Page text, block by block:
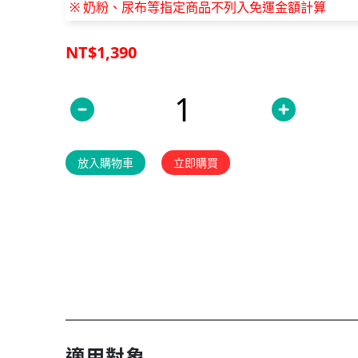
※ 奶粉、尿布等指定商品不列入免運金額計算
NT$1,390
放入購物車 立即購買